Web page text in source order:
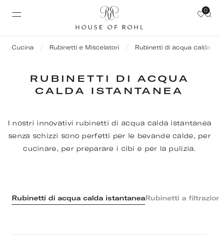
0
Cucina Rubinetti e Miscelatori Rubinetti di acqua calda
RUBINETTI DI ACQUA
CALDA ISTANTANEA
I nostri innovativi rubinetti di acqua calda istantanea
senza schizzi sono perfetti per le bevande calde, per
cucinare, per preparare i cibi e per la pulizia.
Rubinetti di acqua calda istantaneaRubinetti a